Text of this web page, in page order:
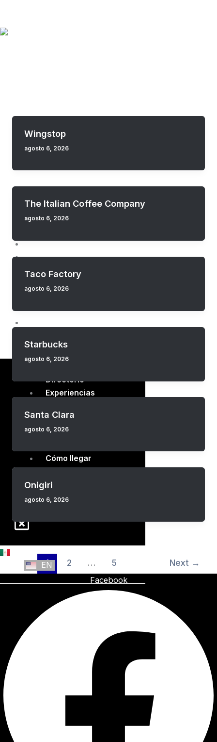
content
Menu
Directorio
Entretenimiento
Eventos
Promociones
Mapa interactivo
Directorio
Experiencias
Eventos
Promociones
Cómo llegar
Renta tu espacio
English
EN
Wingstop
agosto 6, 2026
The Italian Coffee Company
agosto 6, 2026
Taco Factory
agosto 6, 2026
Starbucks
agosto 6, 2026
Santa Clara
agosto 6, 2026
Onigiri
agosto 6, 2026
1 2 … 5 Next →
Facebook